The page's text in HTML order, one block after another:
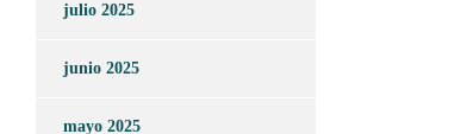
julio 2025
junio 2025
mayo 2025